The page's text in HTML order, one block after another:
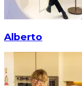
Alberto